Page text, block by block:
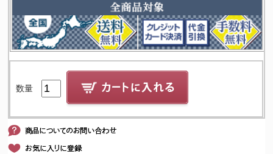
数量